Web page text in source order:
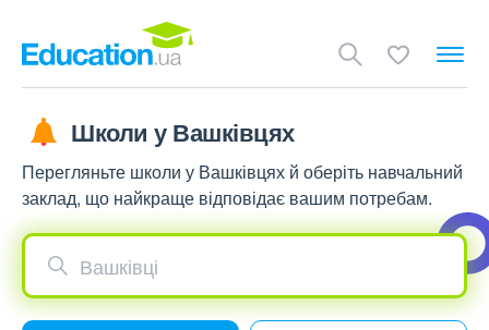
Школи у Вашківцях
Перегляньте школи у Вашківцях й оберіть навчальний
заклад, що найкраще відповідає вашим потребам.
Вашківці